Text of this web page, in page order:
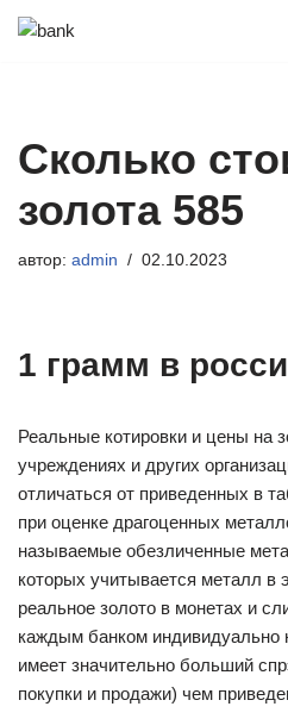
Сколько
золота 585
автор: admin 02.10.2023
1 грамм в
Реальные котировки и цены на
учреждениях и других
отличаться от приведенных в
при оценке драгоценных
называемые обезличенные
которых учитывается металл в
реальное золото в монетах и
каждым банком индивидуально
имеет значительно больший
покупки и продажи) чем